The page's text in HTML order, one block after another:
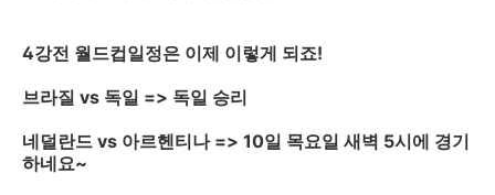
4강전 월드컵일정은 이제 이렇게 되죠!
브라질 vs 독일 => 독일 승리
네덜란드 vs 아르헨티나 => 10일 목요일 새벽 5시에 경기
하네요~